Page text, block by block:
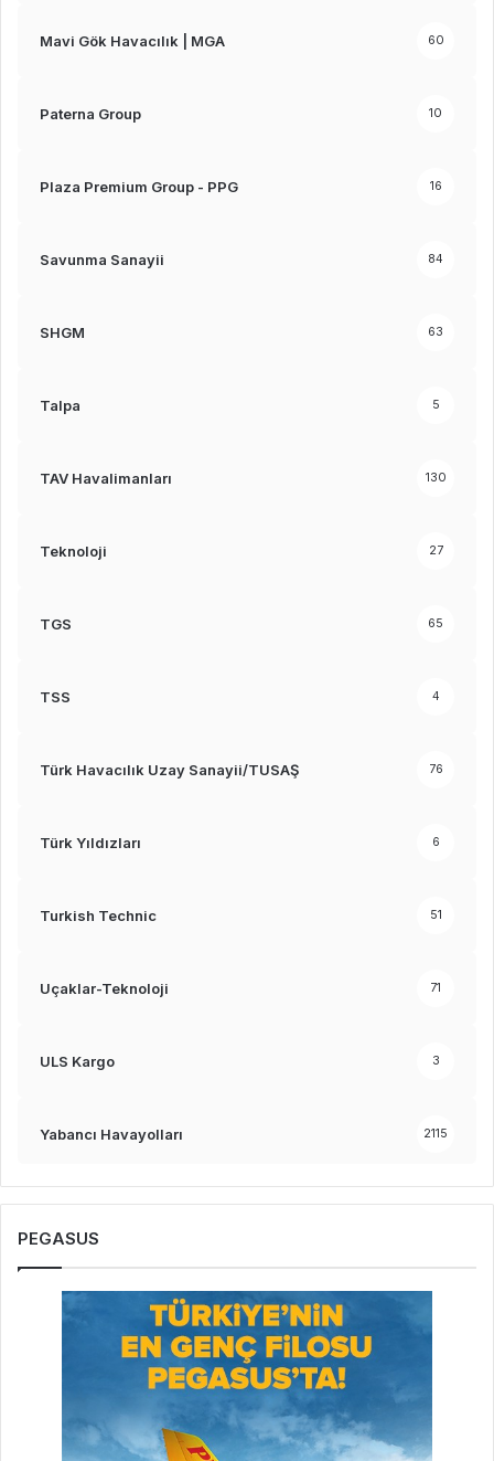
Mavi Gök Havacılık | MGA 60
Paterna Group 10
Plaza Premium Group - PPG 16
Savunma Sanayii 84
SHGM 63
Talpa 5
TAV Havalimanları 130
Teknoloji 27
TGS 65
TSS 4
Türk Havacılık Uzay Sanayii/TUSAŞ 76
Türk Yıldızları 6
Turkish Technic 51
Uçaklar-Teknoloji 71
ULS Kargo 3
Yabancı Havayolları 2115
PEGASUS